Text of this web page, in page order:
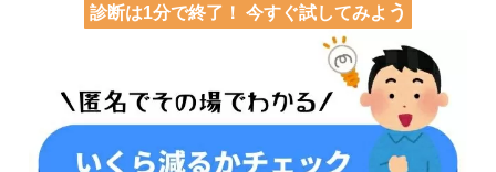
診断は1分で終了！ 今すぐ試してみよ う